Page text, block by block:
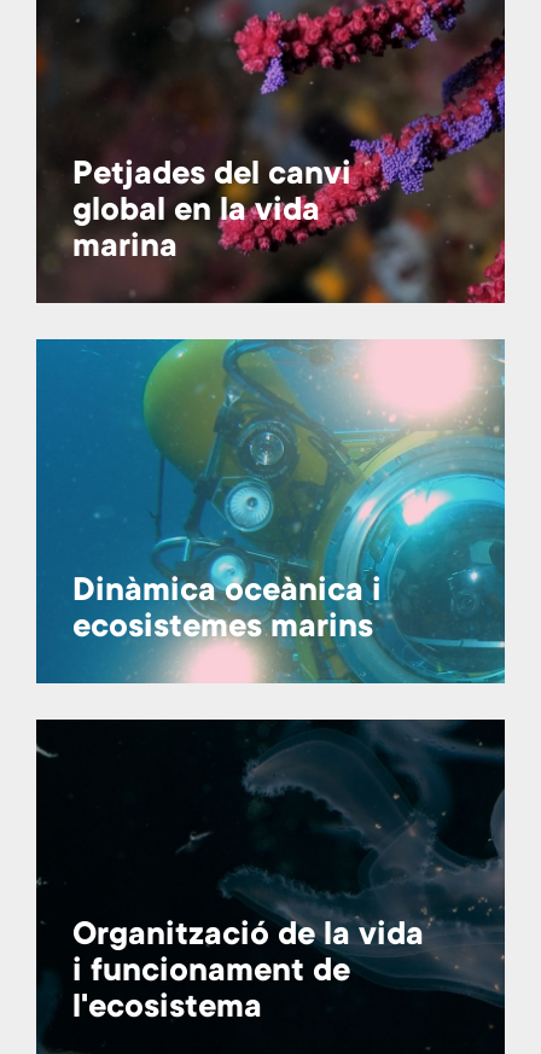
Petjades del canvi
global en la vida
marina
Dinàmica oceànica i
ecosistemes marins
Organització de la vida
i funcionament de
l'ecosistema